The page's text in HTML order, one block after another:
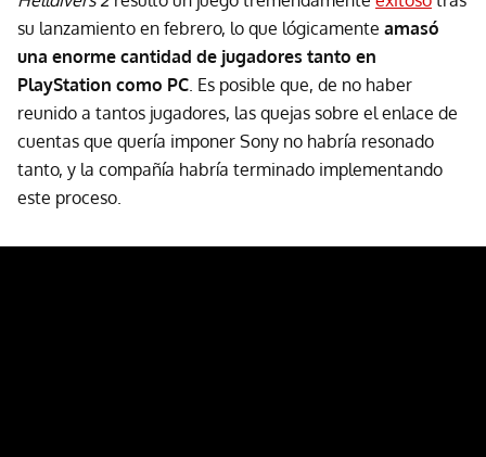
su lanzamiento en febrero, lo que lógicamente amasó
una enorme cantidad de jugadores tanto en
PlayStation como PC. Es posible que, de no haber
reunido a tantos jugadores, las quejas sobre el enlace de
cuentas que quería imponer Sony no habría resonado
tanto, y la compañía habría terminado implementando
este proceso.